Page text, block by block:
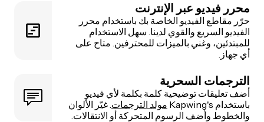
محرر فيديو عبر الإنترنت
حرّر مقاطع الفيديو الخاصة بك باستخدام محرر
الفيديو السريع والقوي لدينا. سهل الاستخدام
للمبتدئين، وغني بالميزات للمحترفين. متاح على
أي جهاز.
الترجمات السحرية
أضف تعليقات توضيحية كلمة بكلمة لأي فيديو
باستخدام Kapwing's
مولد الترجمات . غيّر الألوان
والخطوط وأضف الرسوم المتحركة أو الانتقالات.